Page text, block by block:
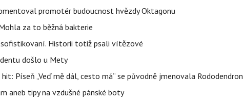
promotér budoucnost hvězdy Oktagonu
za to běžná bakterie
Historii totiž psali vítězové
došlo u Mety
Píseň „Veď mě dál, cesto má“ se původně jmenovala Rododendron
aneb tipy na vzdušné pánské boty